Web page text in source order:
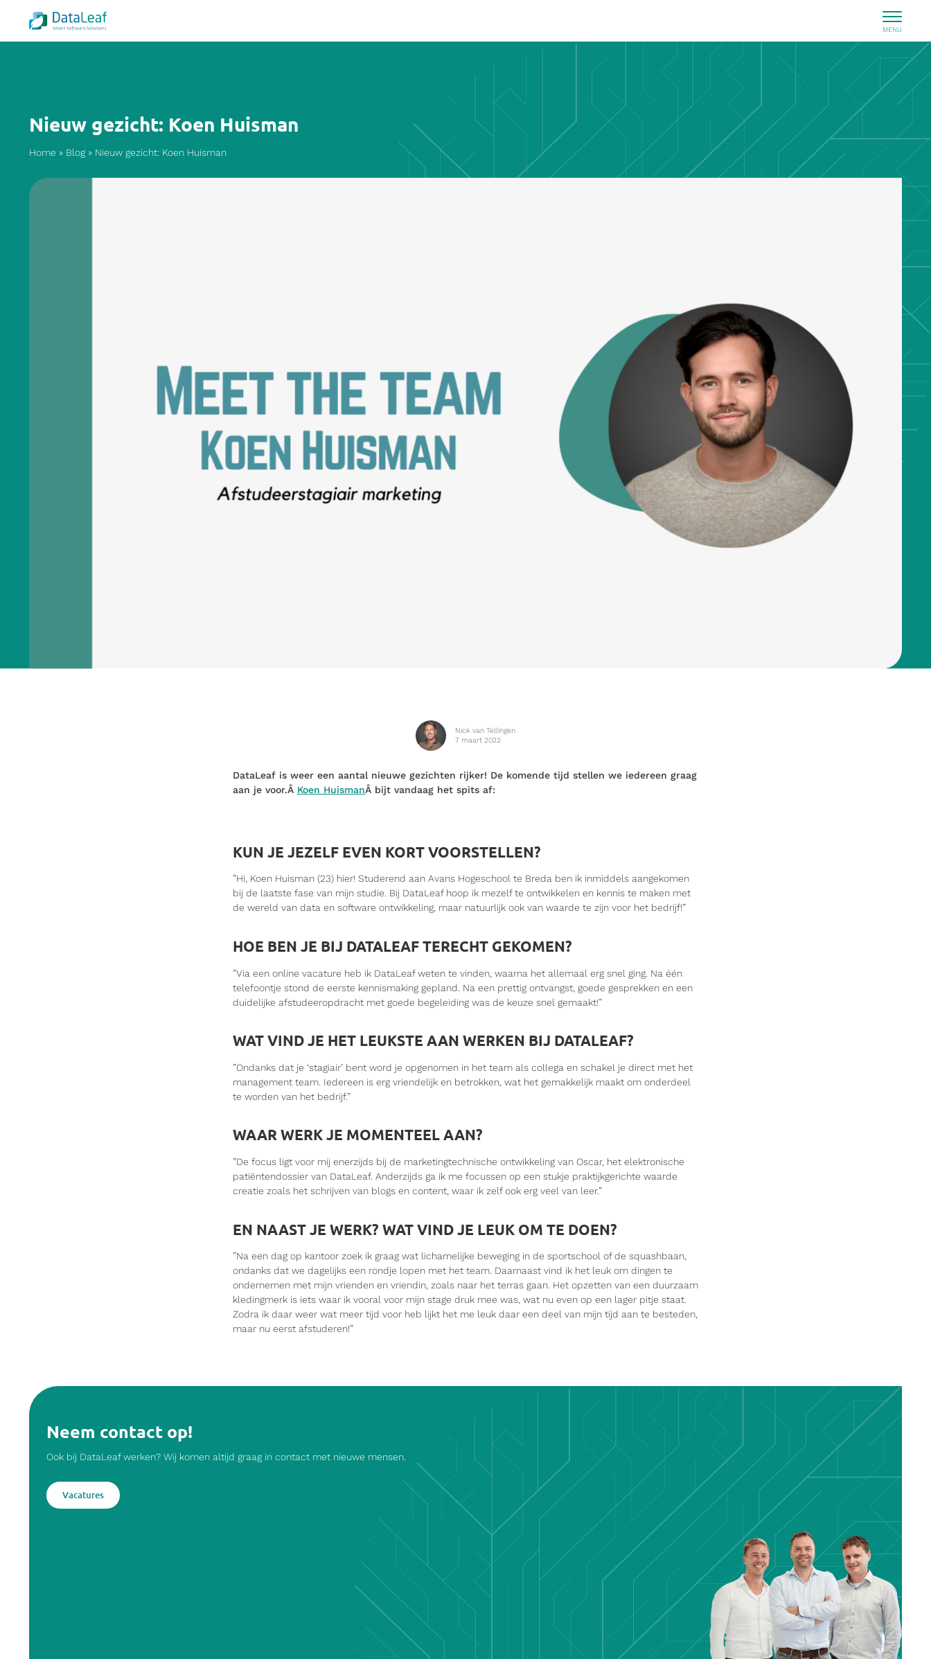
Nieuw gezicht: Koen Huisman
Home » Blog » Nieuw gezicht: Koen Huisman
Nick van Tellingen
7 maart 2022
DataLeaf is weer een aantal nieuwe gezichten rijker! De komende tijd stellen we iedereen graag
aan je voor.Â Koen HuismanÂ bijt vandaag het spits af:
KUN JE JEZELF EVEN KORT VOORSTELLEN?
”Hi, Koen Huisman (23) hier! Studerend aan Avans Hogeschool te Breda ben ik inmiddels aangekomen
bij de laatste fase van mijn studie. Bij DataLeaf hoop ik mezelf te ontwikkelen en kennis te maken met
de wereld van data en software ontwikkeling, maar natuurlijk ook van waarde te zijn voor het bedrijf!”
HOE BEN JE BIJ DATALEAF TERECHT GEKOMEN?
”Via een online vacature heb ik DataLeaf weten te vinden, waarna het allemaal erg snel ging. Na één
telefoontje stond de eerste kennismaking gepland. Na een prettig ontvangst, goede gesprekken en een
duidelijke afstudeeropdracht met goede begeleiding was de keuze snel gemaakt!”
WAT VIND JE HET LEUKSTE AAN WERKEN BIJ DATALEAF?
”Ondanks dat je ‘stagiair’ bent word je opgenomen in het team als collega en schakel je direct met het
management team. Iedereen is erg vriendelijk en betrokken, wat het gemakkelijk maakt om onderdeel
te worden van het bedrijf.”
WAAR WERK JE MOMENTEEL AAN?
”De focus ligt voor mij enerzijds bij de marketingtechnische ontwikkeling van Oscar, het elektronische
patiëntendossier van DataLeaf. Anderzijds ga ik me focussen op een stukje praktijkgerichte waarde
creatie zoals het schrijven van blogs en content, waar ik zelf ook erg veel van leer.”
EN NAAST JE WERK? WAT VIND JE LEUK OM TE DOEN?
”Na een dag op kantoor zoek ik graag wat lichamelijke beweging in de sportschool of de squashbaan,
ondanks dat we dagelijks een rondje lopen met het team. Daarnaast vind ik het leuk om dingen te
ondernemen met mijn vrienden en vriendin, zoals naar het terras gaan. Het opzetten van een duurzaam
kledingmerk is iets waar ik vooral voor mijn stage druk mee was, wat nu even op een lager pitje staat.
Zodra ik daar weer wat meer tijd voor heb lijkt het me leuk daar een deel van mijn tijd aan te besteden,
maar nu eerst afstuderen!”
Neem contact op!
Ook bij DataLeaf werken? Wij komen altijd graag in contact met nieuwe mensen.
Vacatures